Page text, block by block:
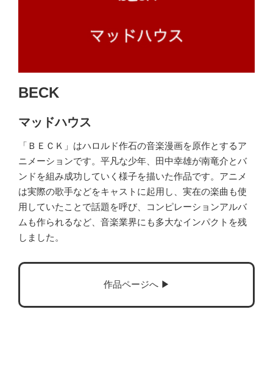
BECK
マッドハウス
「ＢＥＣＫ」はハロルド作石の音楽漫画を原作とするア
ニメーションです。平凡な少年、田中幸雄が南竜介とバ
ンドを組み成功していく様子を描いた作品です。アニメ
は実際の歌手などをキャストに起用し、実在の楽曲も使
用していたことで話題を呼び、コンピレーションアルバ
ムも作られるなど、音楽業界にも多大なインパクトを残
しました。
作品ページへ ▶︎